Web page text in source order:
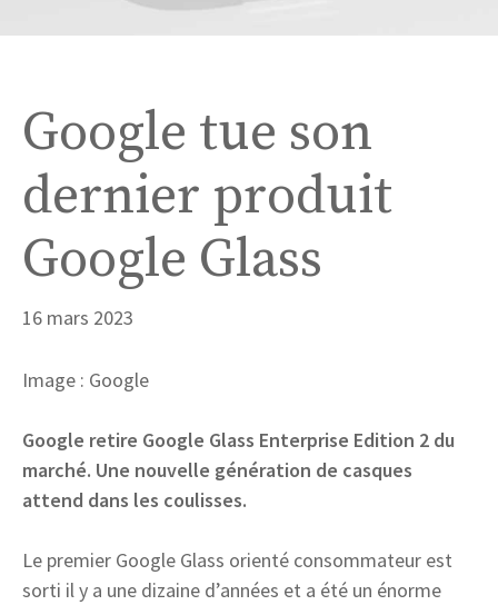
Google tue son
dernier produit
Google Glass
16 mars 2023
Image : Google
Google retire Google Glass Enterprise Edition 2 du
marché. Une nouvelle génération de casques
attend dans les coulisses.
Le premier Google Glass orienté consommateur est
sorti il ​​y a une dizaine d’années et a été un énorme